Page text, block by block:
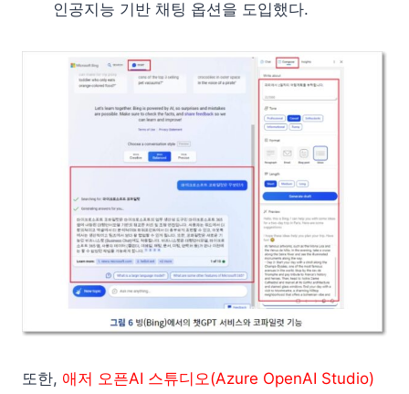
인공지능 기반 채팅 옵션을 도입했다.
또한, 애저 오픈AI 스튜디오(Azure OpenAI Studio)